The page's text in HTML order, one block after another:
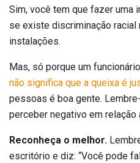
Sim, você tem que fazer uma
se existe discriminação racial
instalações.
Mas, só porque um
não significa que a queixa é
pessoas é boa gente.
perceber negativo em relação
Reconheça o melhor.
escritório e diz: “Você pode